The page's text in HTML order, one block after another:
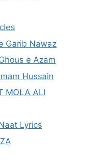
Garib Nawaz
e Azam
Hussain
MOLA ALI
Lyrics